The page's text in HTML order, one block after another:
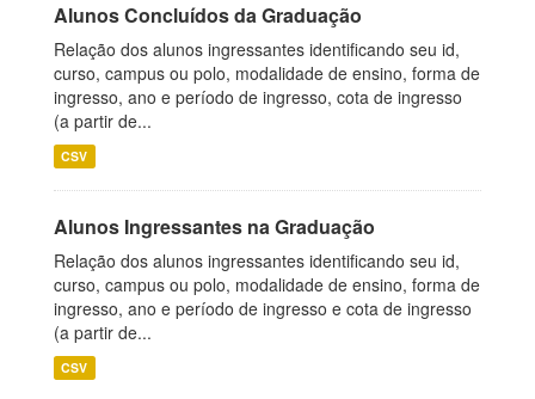
Alunos Concluídos da Graduação
Relação dos alunos ingressantes identificando seu id,
curso, campus ou polo, modalidade de ensino, forma de
ingresso, ano e período de ingresso, cota de ingresso
(a partir de...
CSV
Alunos Ingressantes na Graduação
Relação dos alunos ingressantes identificando seu id,
curso, campus ou polo, modalidade de ensino, forma de
ingresso, ano e período de ingresso e cota de ingresso
(a partir de...
CSV